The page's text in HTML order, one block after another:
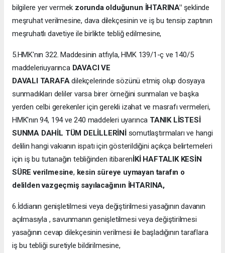
bilgilere yer vermek zorunda olduğunun İHTARINA"şeklinde
meşruhat verilmesine, dava dilekçesinin ve iş bu tensip zaptının
meşruhatlı davetiye ile birlikte tebliğ edilmesine,
5.HMK'nın 322. Maddesinin atfıyla, HMK 139/1-ç ve 140/5
maddeleriuyarınca DAVACI VE
DAVALI TARAFAdilekçelerinde sözünü etmiş olup dosyaya
sunmadıkları deliler varsa birer örneğini sunmaları ve başka
yerden celbi gerekenler için gerekli izahat ve masrafı vermeleri,
HMK'nın 94, 194 ve 240 maddeleri uyarınca TANIK LİSTESİ
SUNMA DAHİL TÜM DELİLLERİNİ somutlaştırmaları ve hangi
delilin hangi vakıanın ispatı için gösterildiğini açıkça belirtemeleri
için iş bu tutanağın tebliğinden itibarenİKİ HAFTALIK KESİN
SÜRE verilmesine, kesin süreye uymayan tarafın o
delilden vazgeçmiş sayılacağının İHTARINA,
6.İddianın genişletilmesi veya değiştirilmesi yasağının davanın
açılmasıyla , savunmanın genişletilmesi veya değiştirilmesi
yasağının cevap dilekçesinin verilmesi ile başladığının taraflara
iş bu tebliği suretiyle bildirilmesine,